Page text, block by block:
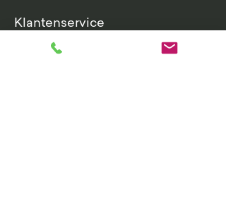
Klantenservice
Retourenbeleid